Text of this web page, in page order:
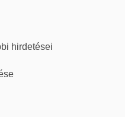
hirdetései